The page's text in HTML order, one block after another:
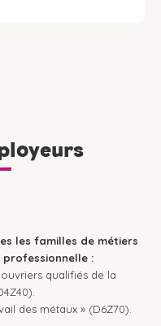
les familles de métiers
:
qualifiés de la
des métaux » (D6Z70).